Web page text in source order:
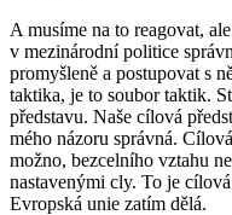
A musíme na to reagovat,
v mezinárodní politice
promyšleně a postupovat s
taktika, je to soubor taktik.
představu. Naše cílová
mého názoru správná.
možno, bezcelního vztahu
nastavenými cly. To je
Evropská unie zatím dělá.